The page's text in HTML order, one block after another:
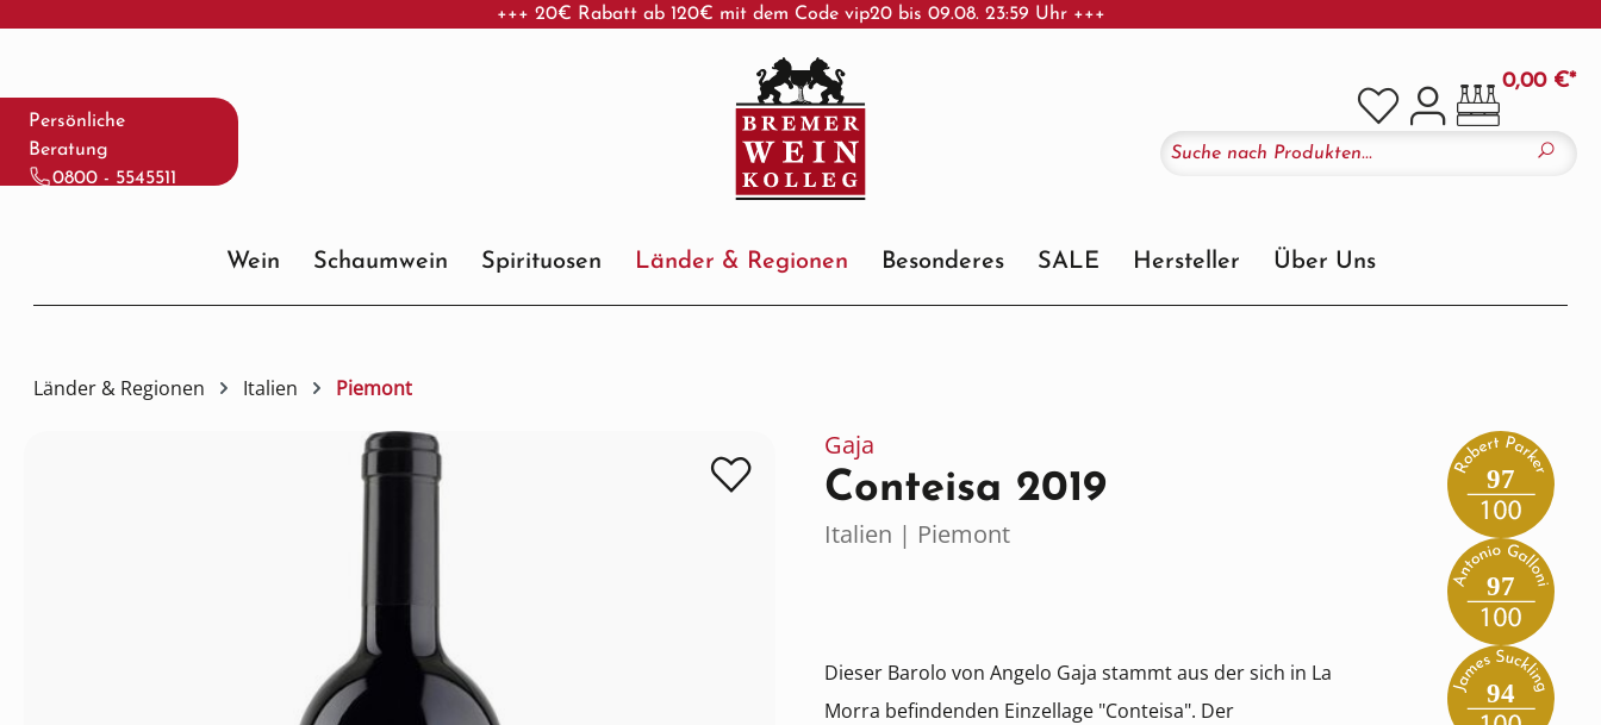
Hauptinhalt springen
Zur Suche springen
Zur Hauptnavigation springen
Persönliche
Beratung
0800 - 5545511
+++ 20€ Rabatt ab 120€ mit dem Code vip20 bis 09.08. 23:59 Uhr +++
0,00 €*
Wein Schaumwein Spirituosen Länder & Regionen Besonderes SALE Hersteller Über Uns
Länder & Regionen Italien Piemont
Gaja
Conteisa 2019
Italien | Piemont
Dieser Barolo von Angelo Gaja stammt aus der sich in La
Morra befindenden Einzellage "Conteisa". Der
97
97
94